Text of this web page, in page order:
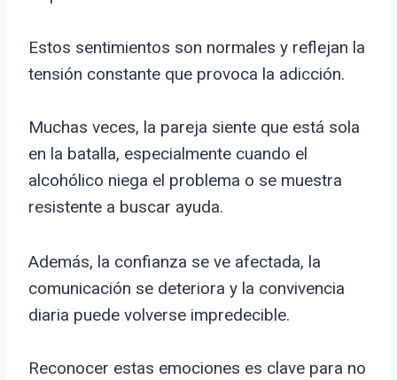
Estos sentimientos son normales y reflejan la
tensión constante que provoca la adicción.
Muchas veces, la pareja siente que está sola
en la batalla, especialmente cuando el
alcohólico niega el problema o se muestra
resistente a buscar ayuda.
Además, la confianza se ve afectada, la
comunicación se deteriora y la convivencia
diaria puede volverse impredecible.
Reconocer estas emociones es clave para no